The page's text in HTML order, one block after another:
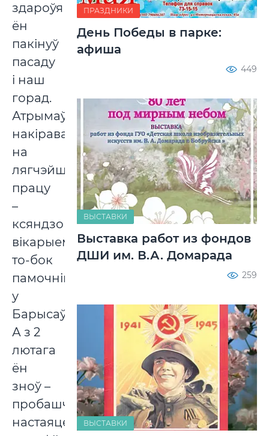
здароўя
ён
пакінуў
пасаду
і наш
горад.
Атрымаў
накіраванне
на
лягчэйшую
працу
–
ксяндзом-
вікарыем,
то-бок
памочнікам,
у
Барысаў.
А з 2
лютага
ён
зноў –
пробашч,
настаяцель
ПРАЗДНИКИ
День Победы в парке:
афиша
449
ВЫСТАВКИ
Выставка работ из фондов
ДШИ им. В.А. Домарада
259
ВЫСТАВКИ